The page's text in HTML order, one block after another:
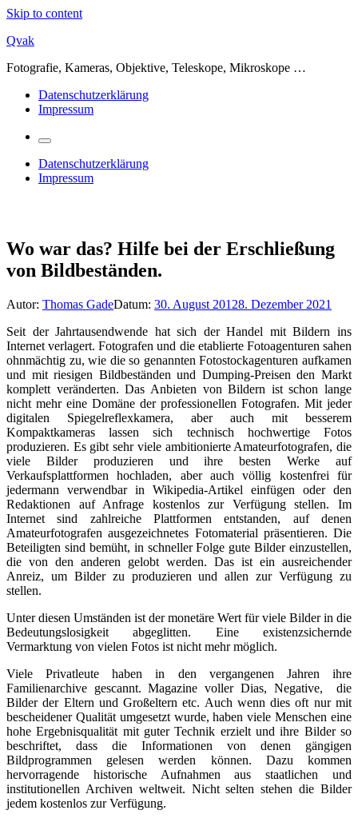
Skip to content
Qvak
Fotografie, Kameras, Objektive, Teleskope, Mikroskope …
Datenschutzerklärung
Impressum
Datenschutzerklärung
Impressum
Wo war das? Hilfe bei der Erschließung
von Bildbeständen.
Autor: Thomas GadeDatum: 30. August 20128. Dezember 2021
Seit der Jahrtausendwende hat sich der Handel mit Bildern ins
Internet verlagert. Fotografen und die etablierte Fotoagenturen sahen
ohnmächtig zu, wie die so genannten Fotostockagenturen aufkamen
und mit riesigen Bildbeständen und Dumping-Preisen den Markt
komplett veränderten. Das Anbieten von Bildern ist schon lange
nicht mehr eine Domäne der professionellen Fotografen. Mit jeder
digitalen Spiegelreflexkamera, aber auch mit besserem
Kompaktkameras lassen sich technisch hochwertige Fotos
produzieren. Es gibt sehr viele ambitionierte Amateurfotografen, die
viele Bilder produzieren und ihre besten Werke auf
Verkaufsplattformen hochladen, aber auch völlig kostenfrei für
jedermann verwendbar in Wikipedia-Artikel einfügen oder den
Redaktionen auf Anfrage kostenlos zur Verfügung stellen. Im
Internet sind zahlreiche Plattformen entstanden, auf denen
Amateurfotografen ausgezeichnetes Fotomaterial präsentieren. Die
Beteiligten sind bemüht, in schneller Folge gute Bilder einzustellen,
die von den anderen gelobt werden. Das ist ein ausreichender
Anreiz, um Bilder zu produzieren und allen zur Verfügung zu
stellen.
Unter diesen Umständen ist der monetäre Wert für viele Bilder in die
Bedeutungslosigkeit abgeglitten. Eine existenzsichernde
Vermarktung von vielen Fotos ist nicht mehr möglich.
Viele Privatleute haben in den vergangenen Jahren ihre
Familienarchive gescannt. Magazine voller Dias, Negative, die
Bilder der Eltern und Großeltern etc. Auch wenn dies oft nur mit
bescheidener Qualität umgesetzt wurde, haben viele Menschen eine
hohe Ergebnisqualität mit guter Technik erzielt und ihre Bilder so
beschriftet, dass die Informationen von denen gängigen
Bildprogrammen gelesen werden können. Dazu kommen
hervorragende historische Aufnahmen aus staatlichen und
institutionellen Archiven weltweit. Nicht selten stehen die Bilder
jedem kostenlos zur Verfügung.